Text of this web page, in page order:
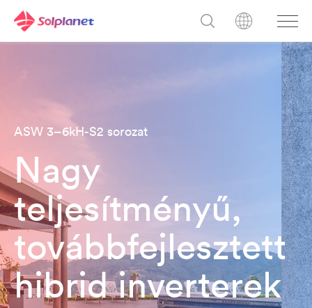
ASW 3–6kH-S2 sorozat
Nagy
teljesítményű,
továbbfejlesztett
hibrid inverterek